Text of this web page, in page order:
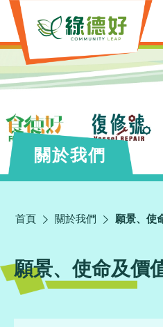
關於我們
首頁 關於我們 願景、使
願景、使命及價